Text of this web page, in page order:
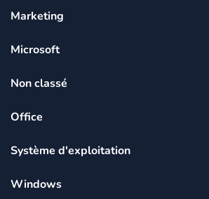
Marketing
Microsoft
Non classé
Office
Système d'exploitation
Windows